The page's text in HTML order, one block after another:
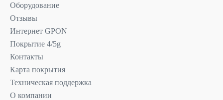
Оборудование
Отзывы
Интернет GPON
Покрытие 4/5g
Контакты
Карта покрытия
Техническая поддержка
О компании